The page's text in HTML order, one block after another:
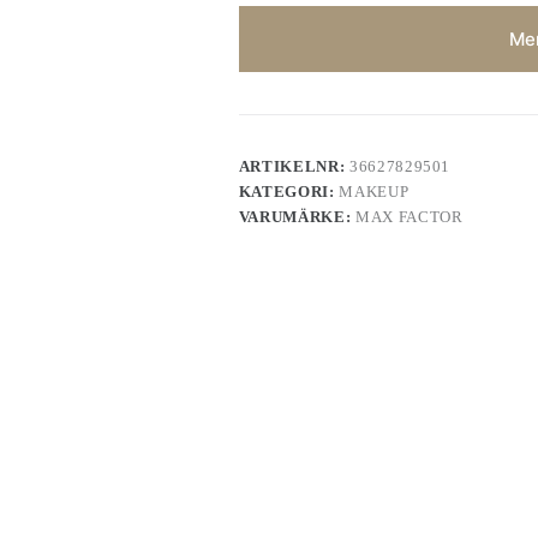
ARTIKELNR: 36627829501
KATEGORI:MAKEUP
VARUMÄRKE: MAX FACTOR